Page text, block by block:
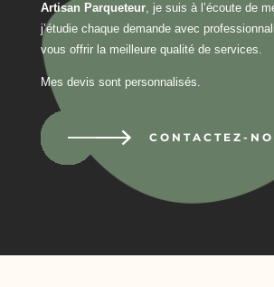
Artisan Parqueteur, je suis à l’écoute de
j’étudie chaque demande avec
vous offrir la meilleure qualité de services.
Mes devis sont personnalisés.
CONTACTEZ-